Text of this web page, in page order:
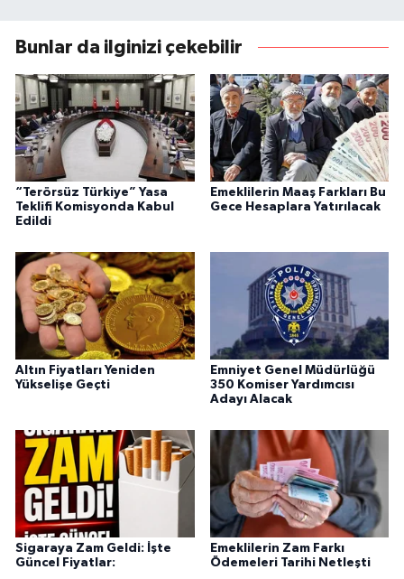
Bunlar da ilginizi çekebilir
“Terörsüz Türkiye” Yasa
Teklifi Komisyonda Kabul
Edildi
Emeklilerin Maaş Farkları Bu
Gece Hesaplara Yatırılacak
Altın Fiyatları Yeniden
Yükselişe Geçti
Emniyet Genel Müdürlüğü
350 Komiser Yardımcısı
Adayı Alacak
Sigaraya Zam Geldi: İşte
Güncel Fiyatlar:
Emeklilerin Zam Farkı
Ödemeleri Tarihi Netleşti